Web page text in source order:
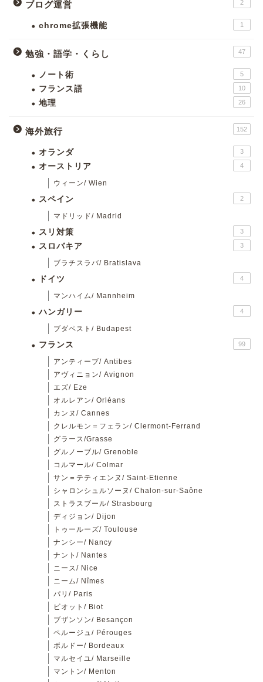
ブログ運営 2
chrome拡張機能 1
勉強・語学・くらし 47
ノート術 5
フランス語 10
地理 26
海外旅行 152
オランダ 3
オーストリア 4
ウィーン/ Wien
スペイン 2
マドリッド/ Madrid
スリ対策 3
スロバキア 3
ブラチスラバ/ Bratislava
ドイツ 4
マンハイム/ Mannheim
ハンガリー 4
ブダペスト/ Budapest
フランス 99
アンティーブ/ Antibes
アヴィニョン/ Avignon
エズ/ Eze
オルレアン/ Orléans
カンヌ/ Cannes
クレルモン＝フェラン/ Clermont-Ferrand
グラース/Grasse
グルノーブル/ Grenoble
コルマール/ Colmar
サン＝テティエンヌ/ Saint-Etienne
シャロンシュルソーヌ/ Chalon-sur-Saône
ストラスブール/ Strasbourg
ディジョン/ Dijon
トゥールーズ/ Toulouse
ナンシー/ Nancy
ナント/ Nantes
ニース/ Nice
ニーム/ Nîmes
パリ/ Paris
ビオット/ Biot
ブザンソン/ Besançon
ペルージュ/ Pérouges
ボルドー/ Bordeaux
マルセイユ/ Marseille
マントン/ Menton